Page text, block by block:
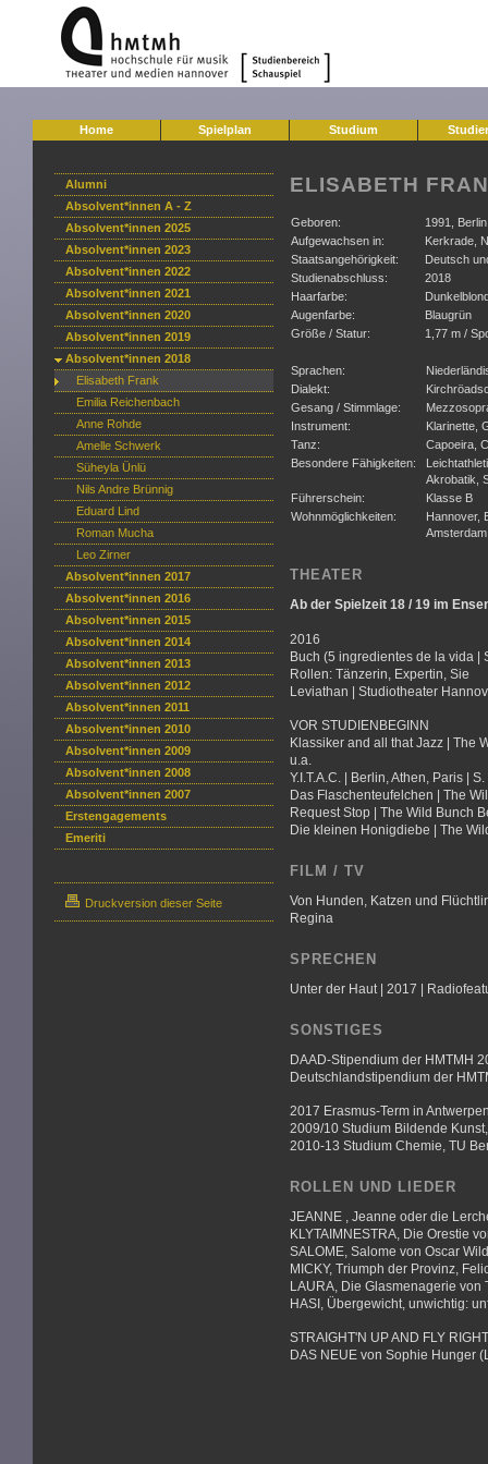
Home Spielplan Studium
Alumni
Absolvent*innen A - Z
Absolvent*innen 2025
Absolvent*innen 2023
Absolvent*innen 2022
Absolvent*innen 2021
Absolvent*innen 2020
Absolvent*innen 2019
Absolvent*innen 2018
Elisabeth Frank
Emilia Reichenbach
Anne Rohde
Amelle Schwerk
Süheyla Ünlü
Nils Andre Brünnig
Eduard Lind
Roman Mucha
Leo Zirner
Absolvent*innen 2017
Absolvent*innen 2016
Absolvent*innen 2015
Absolvent*innen 2014
Absolvent*innen 2013
Absolvent*innen 2012
Absolvent*innen 2011
Absolvent*innen 2010
Absolvent*innen 2009
Absolvent*innen 2008
Absolvent*innen 2007
Erstengagements
Emeriti
Druckversion dieser Seite
ELISABETH
Geboren:
1991, Berlin
Aufgewachsen in:
Kerkrade,
Staatsangehörigkeit:
Deutsch
Studienabschluss:
2018
Haarfarbe:
Augenfarbe:
Blaugrün
Größe / Statur:
1,77 m /
Sprachen:
Dialekt:
Gesang / Stimmlage:
Instrument:
Klarinette,
Tanz:
Capoeira,
Besondere Fähigkeiten:
Akrobatik,
Führerschein:
Klasse B
Wohnmöglichkeiten:
Hannover,
THEATER
Ab der Spielzeit 18 / 19 im
2016
Buch (5 ingredientes de la vida |
Rollen: Tänzerin, Expertin, Sie
Leviathan | Studiotheater
VOR STUDIENBEGINN
Klassiker and all that Jazz | The
u.a.
Y.I.T.A.C. | Berlin, Athen, Paris |
Das Flaschenteufelchen | The
Request Stop | The Wild Bunch
Die kleinen Honigdiebe | The
FILM / TV
Von Hunden, Katzen und
Regina
SPRECHEN
Unter der Haut | 2017 |
SONSTIGES
DAAD-Stipendium der HMTMH
Deutschlandstipendium der
2017 Erasmus-Term in
2009/10 Studium Bildende
2010-13 Studium Chemie, TU
ROLLEN UND LIEDER
JEANNE , Jeanne oder die
KLYTAIMNESTRA, Die Orestie
SALOME, Salome von Oscar
MICKY, Triumph der Provinz,
LAURA, Die Glasmenagerie von
HASI, Übergewicht, unwichtig:
STRAIGHT'N UP AND FLY
DAS NEUE von Sophie Hunger